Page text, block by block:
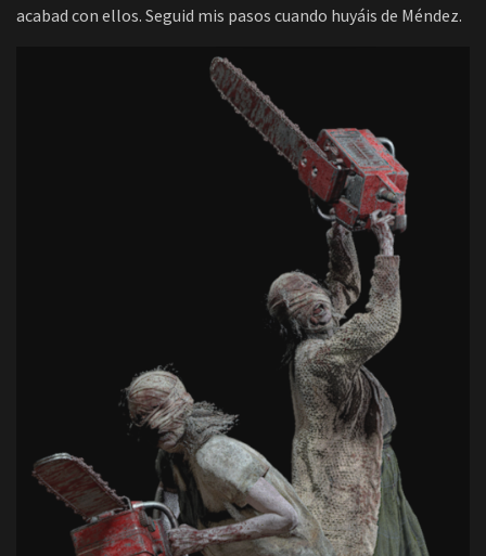
acabad con ellos. Seguid mis pasos cuando huyáis de Méndez.